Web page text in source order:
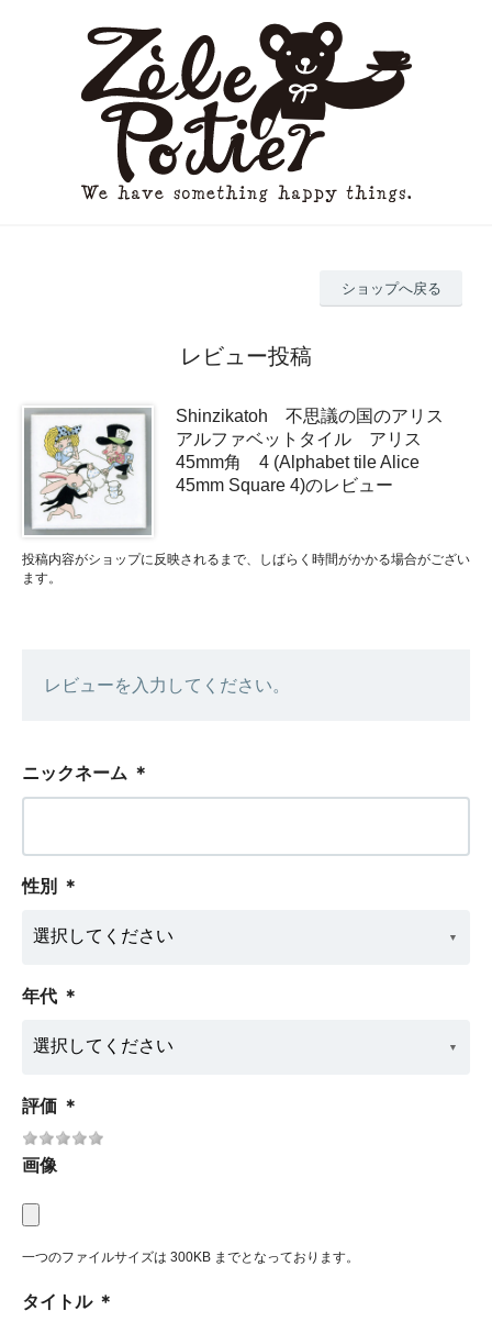
ショップへ戻る
レビュー投稿
Shinzikatoh 不思議の国のアリス
アルファベットタイル アリス
45mm角 4 (Alphabet tile Alice
45mm Square 4)のレビュー
投稿内容がショップに反映されるまで、しばらく時間がかかる場合がござい
ます。
レビューを入力してください。
ニックネーム ＊
性別 ＊
年代 ＊
評価 ＊
画像
一つのファイルサイズは 300KB までとなっております。
タイトル ＊